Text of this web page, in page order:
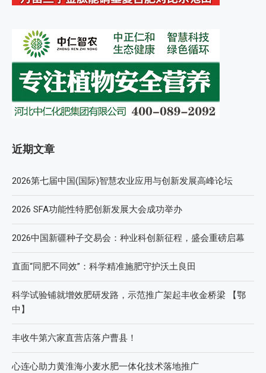
近期文章
2026第七届中国(国际)智慧农业应用与创新发展高峰论坛
2026 SFA功能性特肥创新发展大会成功举办
2026中国新疆种子交易会：种业科创新征程，盛会重磅启幕
直面“同肥不同效”：科学精准施肥守护沃土良田
科学试验铺就增效肥研发路，示范推广架起丰收金桥梁 【鄂
中】
丰收牛第六家直营店落户曹县！
心连心助力黄淮海小麦水肥一体化技术落地推广